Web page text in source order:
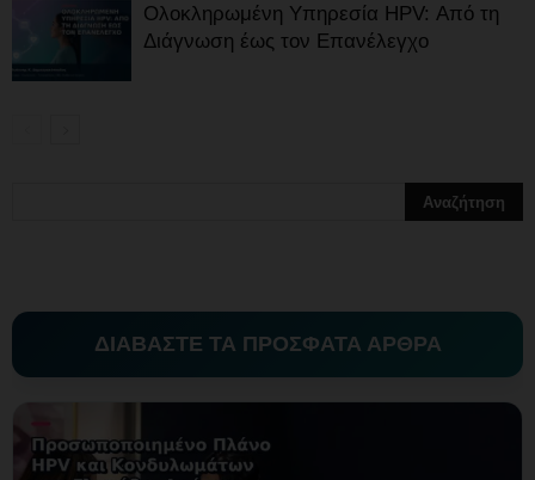
Ολοκληρωμένη Υπηρεσία HPV: Από τη
Διάγνωση έως τον Επανέλεγχο
ΔΙΑΒΑΣΤΕ ΤΑ ΠΡΟΣΦΑΤΑ ΑΡΘΡΑ